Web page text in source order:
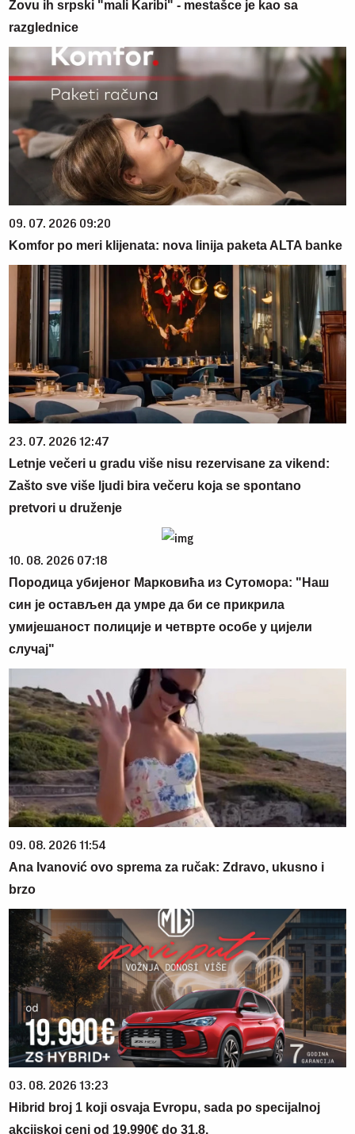
Zovu ih srpski "mali Karibi" - mestašce je kao sa
razglednice
09. 07. 2026 09:20
Komfor po meri klijenata: nova linija paketa ALTA banke
23. 07. 2026 12:47
Letnje večeri u gradu više nisu rezervisane za vikend:
Zašto sve više ljudi bira večeru koja se spontano
pretvori u druženje
10. 08. 2026 07:18
Породица убијеног Марковића из Сутомора: "Наш
син је остављен да умре да би се прикрила
умијешаност полиције и четврте особе у цијели
случај"
09. 08. 2026 11:54
Ana Ivanović ovo sprema za ručak: Zdravo, ukusno i
brzo
03. 08. 2026 13:23
Hibrid broj 1 koji osvaja Evropu, sada po specijalnoj
akcijskoj ceni od 19.990€ do 31.8.